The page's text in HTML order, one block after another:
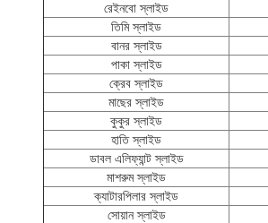
রেইনবো স্লাইড
তিমি স্লাইড
বানর স্লাইড
পাকা স্লাইড
ক্রেব স্লাইড
মাছের স্লাইড
কুকুর স্লাইড
হাতি স্লাইড
ডাবল এলিফ্যান্ট স্লাইড
মাশরুম স্লাইড
ক্যাটারপিলার স্লাইড
সোয়ান স্লাইড